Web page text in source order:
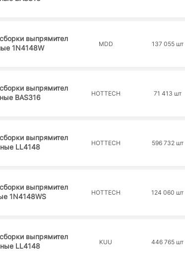
выпрямител
1N4148W
MDD 137 055 шт
выпрямител
BAS316
HOTTECH 71 413 шт
выпрямител
LL4148
HOTTECH 596 732 шт
выпрямител
1N4148WS
HOTTECH 124 060 шт
выпрямител
LL4148
KUU 446 765 шт